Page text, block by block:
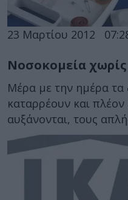
23 Μαρτίου 2012
Νοσοκομεία
Μέρα με την ημέρα τα
καταρρέουν και
αυξάνονται, τους